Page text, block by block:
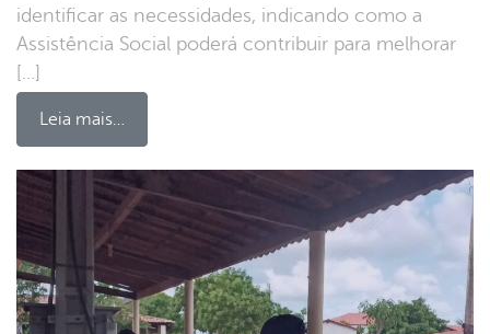
identificar as necessidades, indicando como a
Assistência Social poderá contribuir para melhorar
[…]
Leia mais…